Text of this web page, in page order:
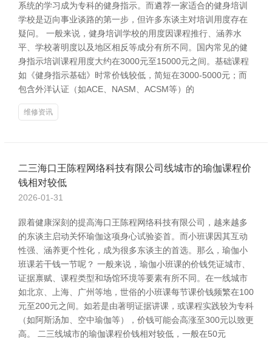
系统的学习成为专科的健身指示。而遴荐一家适合的健身培训
学校是迈向事业谈路的第一步，但许多东谈主对培训用度存在
疑问。 一般来说，健身培训学校的用度因课程推行、涵养水
平、学校著明度以及地区相反等成分有所不同。国内常见的健
身指示培训课程用度大约在3000元至15000元之间。基础课程
如《健身指示基础》时常价钱较低，简短在3000-5000元；而
包含外洋认证（如ACE、NASM、ACSM等）的
维修资讯
二三海口王陈程网络科技有限公司线城市的瑜伽课程价
钱相对较低
2026-01-31
跟着健康深刻的提高海口王陈程网络科技有限公司，越来越多
的东谈主启动关怀瑜伽这项身心试验姿首。而小班课因其互动
性强、涵养更个性化，成为很多东谈主的首选。那么，瑜伽小
班课若干钱一节呢？ 一般来说，瑜伽小班课的价钱凭证城市、
证据禀赋、课程类型和场馆环境等要素有所不同。在一线城市
如北京、上海、广州等地，世俗的小班课每节课价钱频繁在100
元至200元之间。如若是由著明证据讲课，或课程实践较为专科
（如阿斯汤加、空中瑜伽等），价钱可能会高涨至300元以致更
高。 二三线城市的瑜伽课程价钱相对较低，一般在50元